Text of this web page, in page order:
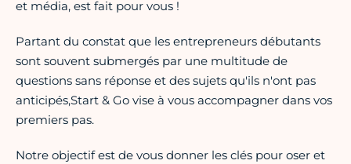
et média, est fait pour vous !
Partant du constat que les entrepreneurs débutants
sont souvent submergés par une multitude de
questions sans réponse et des sujets qu'ils n'ont pas
anticipés,Start & Go vise à vous accompagner dans vos
premiers pas.
Notre objectif est de vous donner les clés pour oser et